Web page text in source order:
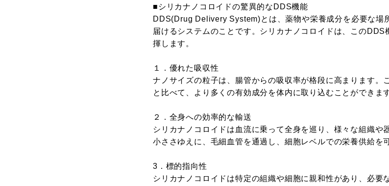
■シリカナノコロイドの驚異的なDDS機能
DDS(Drug Delivery System)とは、薬物や栄養成分を必要な場
届けるシステムのことです。シリカナノコロイドは、このDDS
揮します。
１．優れた吸収性
ナノサイズの粒子は、腸管からの吸収率が格段に高まります。
と比べて、より多くの有効成分を体内に取り込むことができます
２．全身への効率的な輸送
シリカナノコロイドは血流に乗って全身を巡り、様々な組織や
小ささゆえに、毛細血管を通過し、細胞レベルでの栄養供給を
3．標的指向性
シリカナノコロイドは特定の組織や細胞に親和性があり、必要